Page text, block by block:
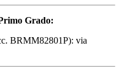
Grado:
BRMM82801P): via